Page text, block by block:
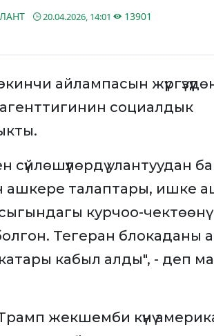
20.04.2026, 14:01
13901
айлампасын
социалдык
улантуудан
ашкере талаптары, ишке
курчоо-чектөөнү
Тегеран блокаданы
кабыл алды", - деп
жекшемби күнү